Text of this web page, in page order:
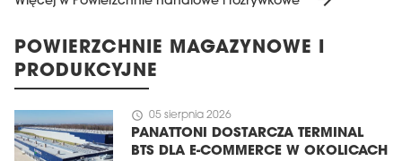
POWIERZCHNIE MAGAZYNOWE I
PRODUKCYJNE
schedule 05 sierpnia 2026
PANATTONI DOSTARCZA TERMINAL
BTS DLA E-COMMERCE W OKOLICACH